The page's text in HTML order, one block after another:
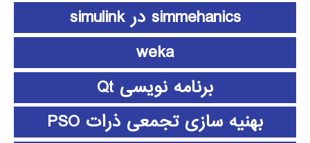
simmehanics در simulink
weka
برنامه نویسی Qt
بهنیه سازی تجمعی ذرات PSO